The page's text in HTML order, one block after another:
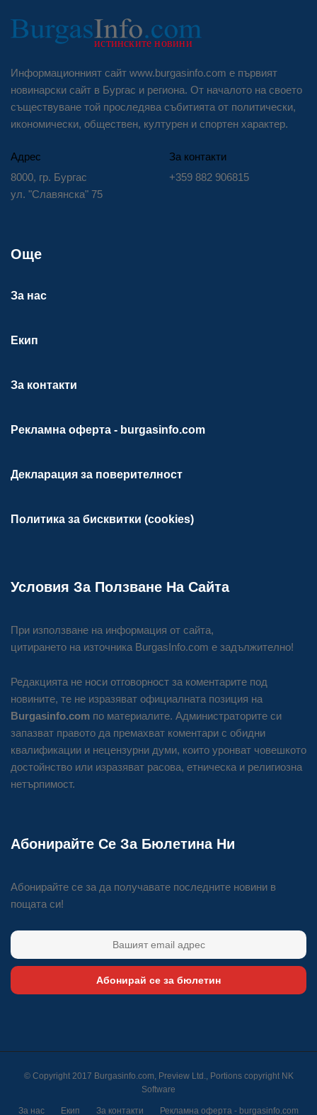
Информационният сайт www.burgasinfo.com е първият
новинарски сайт в Бургас и региона. От началото на своето
съществуване той проследява събитията от политически,
икономически, обществен, културен и спортен характер.
Адрес
8000, гр. Бургас
ул. "Славянска" 75
За контакти
+359 882 906815
Още
За нас
Екип
За контакти
Рекламна оферта - burgasinfo.com
Декларация за поверителност
Политика за бисквитки (cookies)
Условия За Ползване На Сайта
При използване на информация от сайта,
цитирането на източника BurgasInfo.com е задължително!
Редакцията не носи отговорност за коментарите под
новините, те не изразяват официалната позиция на
Burgasinfo.com по материалите. Администраторите си
запазват правото да премахват коментари с обидни
квалификации и нецензурни думи, които уронват човешкото
достойнство или изразяват расова, етническа и религиозна
нетърпимост.
Абонирайте Се За Бюлетина Ни
Абонирайте се за да получавате последните новини в
пощата си!
Абонирай се за бюлетин
© Copyright 2017 Burgasinfo.com, Preview Ltd., Portions copyright NK
Software
За нас Екип За контакти Рекламна оферта - burgasinfo.com